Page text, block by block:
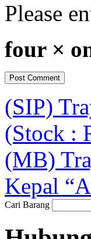
Please
four ×
(SIP)
(Stock :
(MB)
Kepal
Cari Barang